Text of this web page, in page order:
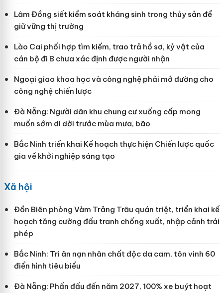
Lâm Đồng siết kiểm soát kháng sinh trong thủy sản để
giữ vững thị trường
Lào Cai phối hợp tìm kiếm, trao trả hồ sơ, kỷ vật của
cán bộ đi B chưa xác định được người nhận
Ngoại giao khoa học và công nghệ phải mở đường cho
công nghệ chiến lược
Đà Nẵng: Người dân khu chung cư xuống cấp mong
muốn sớm di dời trước mùa mưa, bão
Bắc Ninh triển khai Kế hoạch thực hiện Chiến lược quốc
gia về khởi nghiệp sáng tạo
Xã hội
Đồn Biên phòng Vàm Trảng Trâu quán triệt, triển khai kế
hoạch tăng cường đấu tranh chống xuất, nhập cảnh trái
phép
Bắc Ninh: Tri ân nạn nhân chất độc da cam, tôn vinh 60
điển hình tiêu biểu
Đà Nẵng: Phấn đấu đến năm 2027, 100% xe buýt hoạt